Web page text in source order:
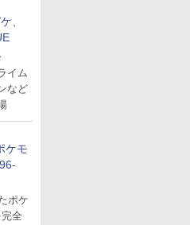
、
売
イム
など
ケモ
ポケ
全